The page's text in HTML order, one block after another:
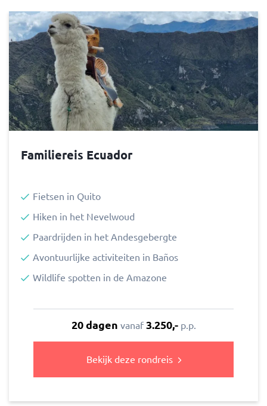
Familiereis Ecuador
Fietsen in Quito
Hiken in het Nevelwoud
Paardrijden in het Andesgebergte
Avontuurlijke activiteiten in Baños
Wildlife spotten in de Amazone
20 dagen vanaf 3.250,-p.p.
Bekijk deze rondreis